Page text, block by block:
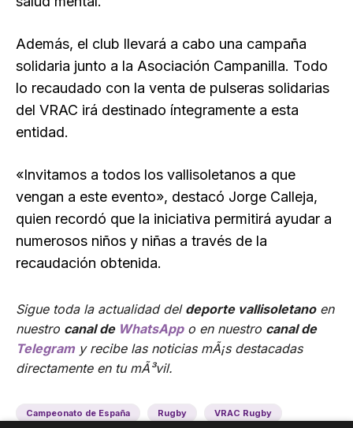
Además, el club llevará a cabo una campaña
solidaria junto a la Asociación Campanilla. Todo
lo recaudado con la venta de pulseras solidarias
del VRAC irá destinado íntegramente a esta
entidad.
«Invitamos a todos los vallisoletanos a que
vengan a este evento», destacó Jorge Calleja,
quien recordó que la iniciativa permitirá ayudar a
numerosos niños y niñas a través de la
recaudación obtenida.
Sigue toda la actualidad del deporte vallisoletanoen
nuestro canal de WhatsAppo en nuestro canal de
Telegramy recibe las noticias mÃ¡s destacadas
directamente en tu mÃ³vil.
Campeonato de España Rugby VRAC Rugby